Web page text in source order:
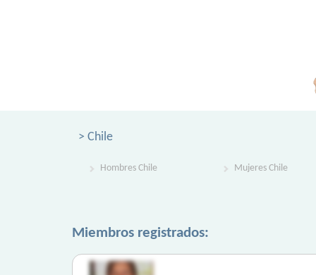
> Chile
Hombres Chile Mujeres Chile
Miembros registrados: